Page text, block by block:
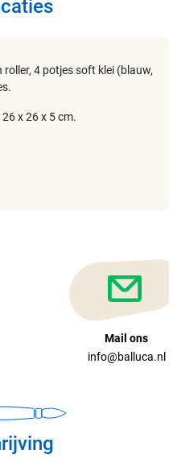
roller, 4 potjes soft klei (blauw,
x 26 x 5 cm.
Mail ons
info@balluca.nl